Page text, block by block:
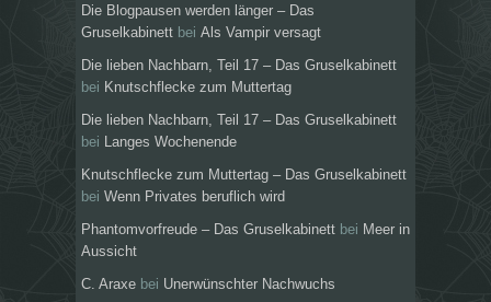
Die Blogpausen werden länger – Das
Gruselkabinett bei Als Vampir versagt
Die lieben Nachbarn, Teil 17 – Das Gruselkabinett
bei Knutschflecke zum Muttertag
Die lieben Nachbarn, Teil 17 – Das Gruselkabinett
bei
Langes Wochenende
Knutschflecke zum Muttertag – Das Gruselkabinett
bei Wenn Privates beruflich wird
Phantomvorfreude – Das Gruselkabinett bei Meer in
Aussicht
C. Araxe bei Unerwünschter Nachwuchs